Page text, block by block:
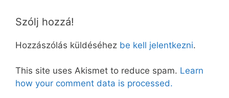
Szólj hozzá!
Hozzászólás küldéséhez be kell jelentkezni.
This site uses Akismet to reduce spam. Learn
how your comment data is processed.